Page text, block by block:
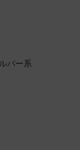
バー系